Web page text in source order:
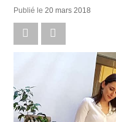
Publié le20 mars 2018